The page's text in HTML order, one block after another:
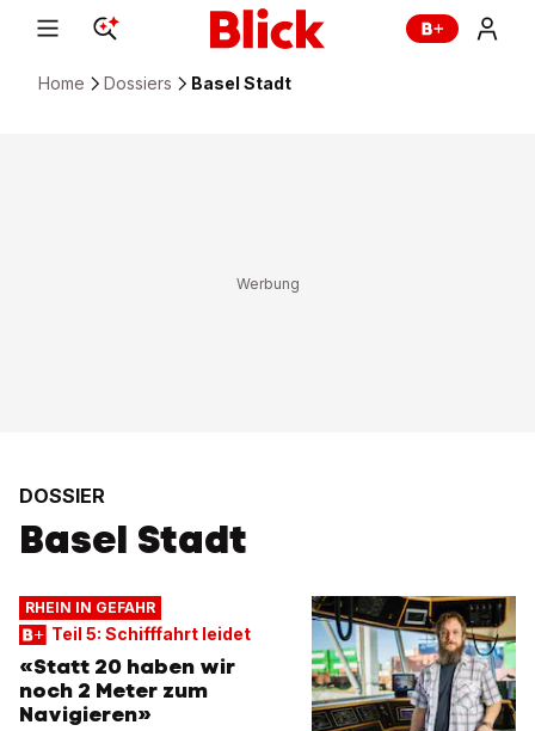
Home Dossiers Basel Stadt
DOSSIER
Basel Stadt
RHEIN IN GEFAHR
Teil 5: Schifffahrt leidet
«Statt 20 haben wir
noch 2 Meter zum
Navigieren»